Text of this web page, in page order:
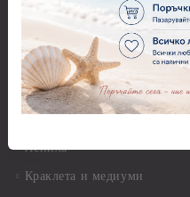
Грунд, Основи, Релефни
пасти
Варак, Шлак метал, Фолио,
Пантна
Лепила
Краклета и медиуми